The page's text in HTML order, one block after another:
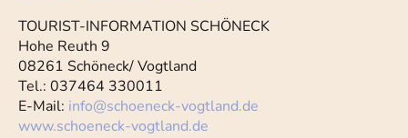
TOURIST-INFORMATION SCHÖNECK
Hohe Reuth 9
08261 Schöneck/ Vogtland
Tel.: 037464 330011
E-Mail: info@schoeneck-vogtland.de
www.schoeneck-vogtland.de